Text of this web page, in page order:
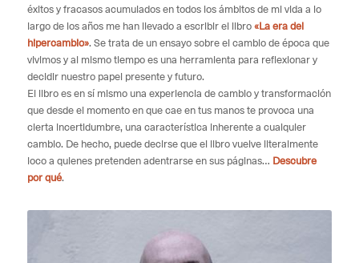
éxitos y fracasos acumulados en todos los ámbitos de mi vida a lo
largo de los años me han llevado a escribir el libro«La era del
hipercambio». Se trata de un ensayo sobre el cambio de época que
vivimos y al mismo tiempo es una herramienta para reflexionar y
decidir nuestro papel presente y futuro.
El libro es en sí mismo una experiencia de cambio y transformación
que desde el momento en que cae en tus manos te provoca una
cierta incertidumbre, una característica inherente a cualquier
cambio. De hecho, puede decirse que el libro vuelve literalmente
loco a quienes pretenden adentrarse en sus páginas… Descubre
por qué.